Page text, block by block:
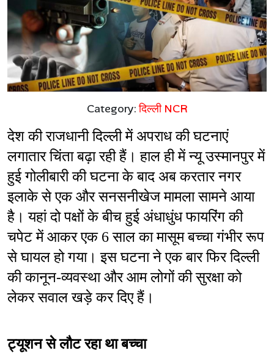
Category:दिल्ली NCR
देश की राजधानी दिल्ली में अपराध की घटनाएं
लगातार चिंता बढ़ा रही हैं। हाल ही में न्यू उस्मानपुर में
हुई गोलीबारी की घटना के बाद अब करतार नगर
इलाके से एक और सनसनीखेज मामला सामने आया
है। यहां दो पक्षों के बीच हुई अंधाधुंध फायरिंग की
चपेट में आकर एक 6 साल का मासूम बच्चा गंभीर रूप
से घायल हो गया। इस घटना ने एक बार फिर दिल्ली
की कानून-व्यवस्था और आम लोगों की सुरक्षा को
लेकर सवाल खड़े कर दिए हैं।
ट्यूशन से लौट रहा था बच्चा